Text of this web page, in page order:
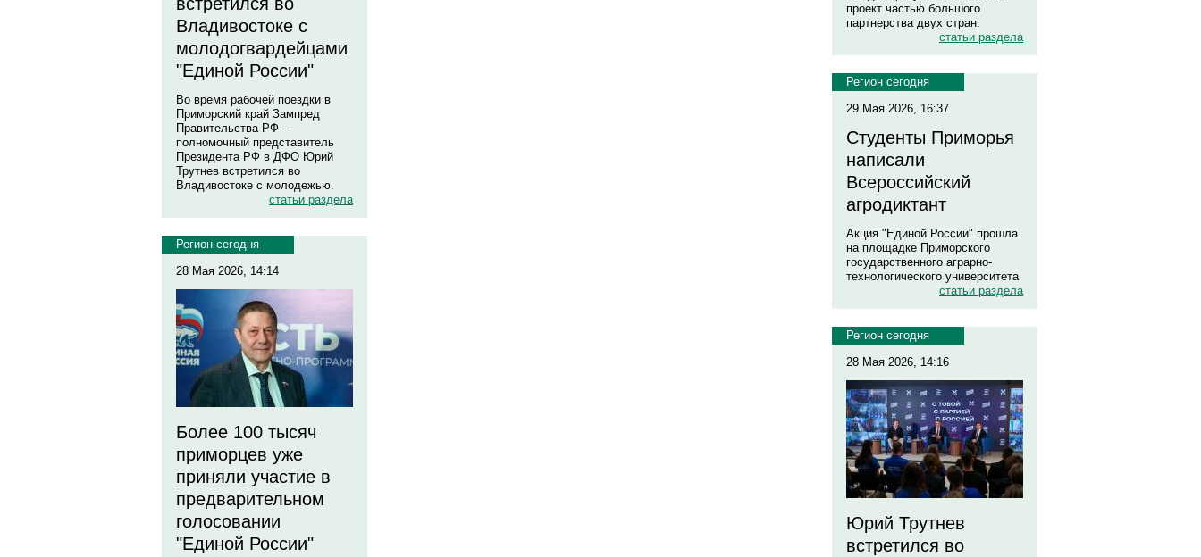
Владивостоке с
молодогвардейцами
"Единой России"
Во время рабочей поездки в
Приморский край Зампред
Правительства РФ –
полномочный представитель
Президента РФ в ДФО Юрий
Трутнев встретился во
Владивостоке с молодежью.
статьи раздела
Регион сегодня
28 Мая 2026, 14:14
Более 100 тысяч
приморцев уже
приняли участие в
предварительном
голосовании
"Единой России"
проект частью большого
партнерства двух стран.
статьи раздела
Регион сегодня
29 Мая 2026, 16:37
Студенты Приморья
написали
Всероссийский
агродиктант
Акция "Единой России" прошла
на площадке Приморского
государственного аграрно-
технологического университета
статьи раздела
Регион сегодня
28 Мая 2026, 14:16
Юрий Трутнев
встретился во